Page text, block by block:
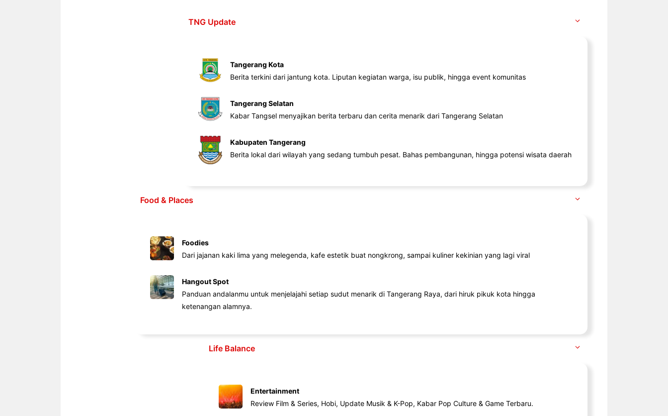
TNG Update
Tangerang Kota
Berita terkini dari jantung kota. Liputan kegiatan warga, isu publik, hingga event komunitas
Tangerang Selatan
Kabar Tangsel menyajikan berita terbaru dan cerita menarik dari Tangerang Selatan
Kabupaten Tangerang
Berita lokal dari wilayah yang sedang tumbuh pesat. Bahas pembangunan, hingga potensi wisata daerah
Food & Places
Foodies
Dari jajanan kaki lima yang melegenda, kafe estetik buat nongkrong, sampai kuliner kekinian yang lagi viral
Hangout Spot
Panduan andalanmu untuk menjelajahi setiap sudut menarik di Tangerang Raya, dari hiruk pikuk kota hingga
ketenangan alamnya.
Life Balance
Entertainment
Review Film & Series, Hobi, Update Musik & K-Pop, Kabar Pop Culture & Game Terbaru.